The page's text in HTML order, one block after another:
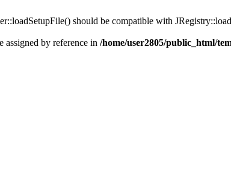
should be compatible with
assigned by reference in /home/user2805/public_html/